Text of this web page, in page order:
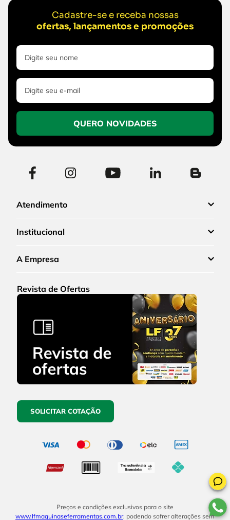
Cadastre-se e receba nossas
ofertas, lançamentos e promoções
QUERO NOVIDADES
Atendimento
Institucional
A Empresa
Revista de Ofertas
SOLICITAR COTAÇÃO
Preços e condições exclusivos para o site
www.lfmaquinaseferramentas.com.br, podendo sofrer alterações sem